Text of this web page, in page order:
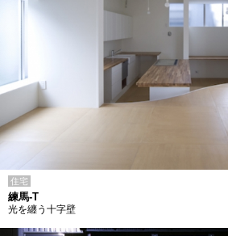
住宅
練馬-T
光を纏う十字壁